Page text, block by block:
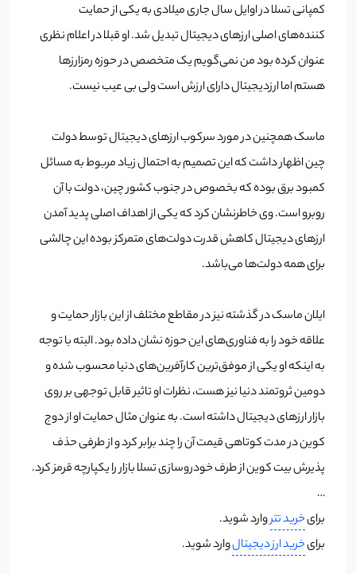
کمپانی تسلا در اوایل سال جاری میلادی به یکی از حمایت‌
کننده‌های اصلی ارزهای دیجیتال تبدیل شد. او قبلا در اعلام نظری
عنوان کرده بود من نمی‌گویم یک متخصص در حوزه رمزارزها
هستم اما ارزدیجیتال دارای ارزش است ولی بی عیب نیست.
ماسک همچنین در مورد سرکوب ارزهای دیجیتال توسط دولت
چین اظهار داشت که این تصمیم به احتمال زیاد مربوط به مسائل
کمبود برق بوده که بخصوص در جنوب کشور چین، دولت با آن
روبرو است. وی خاطرنشان کرد که یکی از اهداف اصلی پدید آمدن
ارزهای دیجیتال کاهش قدرت دولت‌‌های متمرکز بوده این چالشی
برای همه دولت‌ها می‌باشد.
ایلان ماسک در گذشته نیز در مقاطع مختلف از این بازار حمایت و
علاقه خود را به فناوری‌های این حوزه نشان داده بود. البته با توجه
به اینکه او یکی از موفق‌ترین کارآفرین‌های دنیا محسوب شده و
دومین ثروتمند دنیا نیز هست، نظرات او تاثیر قابل توجهی بر روی
بازار ارزهای دیجیتال داشته است. به عنوان مثال حمایت او از دوج
کوین در مدت کوتاهی قیمت آن را چند برابر کرد و از طرفی حذف
پذیرش بیت کوین از طرف خودروسازی تسلا بازار را یکپارچه قرمز کرد.
…
برایخرید تتروارد شوید.
برایخرید ارز دیجیتالوارد شوید.